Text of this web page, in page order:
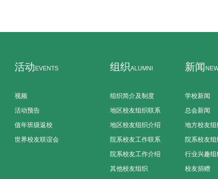
活动 EVENTS
视频
活动预告
值年班级返校
世界校友联谊会
组织ALUMNI
组织简介及制度
地区校友组织联系
地区校友组织介绍
院系校友工作联系
院系校友工作介绍
其他校友组织
新闻
学校新闻
总会新闻
地方校友组
院系校友组
行业兴趣组
校友捐赠